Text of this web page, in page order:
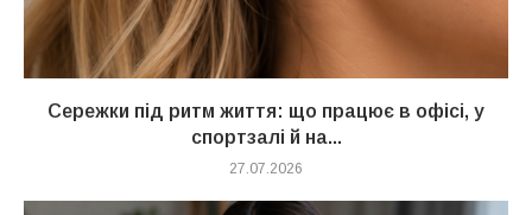
Сережки під ритм життя: що працює в офісі, у
спортзалі й на...
27.07.2026